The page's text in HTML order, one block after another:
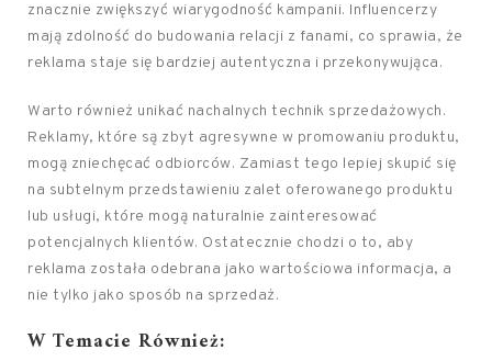
znacznie zwiększyć wiarygodność kampanii. Influencerzy
mają zdolność do budowania relacji z fanami, co sprawia, że
reklama staje się bardziej autentyczna i przekonywująca.
Warto również unikać nachalnych technik sprzedażowych.
Reklamy, które są zbyt agresywne w promowaniu produktu,
mogą zniechęcać odbiorców. Zamiast tego lepiej skupić się
na subtelnym przedstawieniu zalet oferowanego produktu
lub usługi, które mogą naturalnie zainteresować
potencjalnych klientów. Ostatecznie chodzi o to, aby
reklama została odebrana jako wartościowa informacja, a
nie tylko jako sposób na sprzedaż.
W Temacie Również: